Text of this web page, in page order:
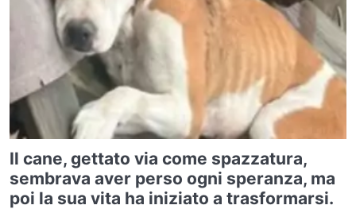
Il cane, gettato via come spazzatura,
sembrava aver perso ogni speranza, ma
poi la sua vita ha iniziato a trasformarsi.